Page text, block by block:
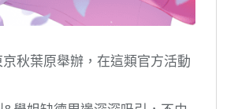
秋葉原舉辦，在這類官方活動